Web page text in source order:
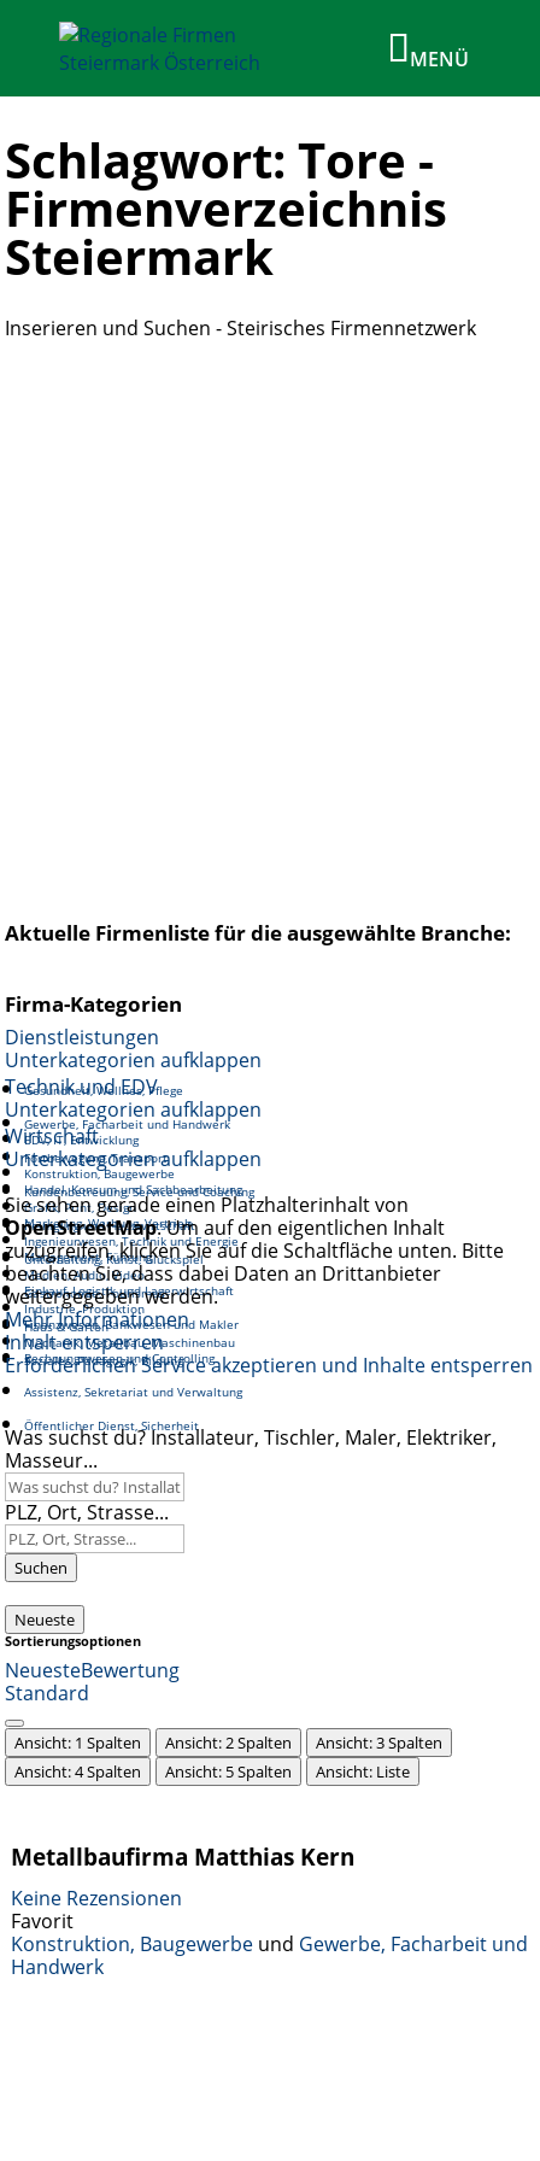
Schlagwort: Tore -
Firmenverzeichnis
Steiermark
Inserieren und Suchen - Steirisches Firmennetzwerk
Aktuelle Firmenliste für die ausgewählte Branche:
Firma-Kategorien
Dienstleistungen
Unterkategorien aufklappen
Gesundheit, Wellnes, Pflege
Gewerbe, Facharbeit und Handwerk
Fortbewegung, Transport
Kundenbetreuung, Service und Coaching
Reinigung und Hauswirtschaft
Unterhaltung, Kunst, Glückspiel
Gastronomie, Tourismus
Haus & Garten
Soziales, Pädagogik, Bildung
Technik und EDV
Unterkategorien aufklappen
EDV, IT, Entwicklung
Konstruktion, Baugewerbe
Grafik, Print, Design
Ingenieurwesen, Technik und Energie
Medien, Audio, Video
Industrie, Produktion
Mechanik, Metallbau, Maschinenbau
Wirtschaft
Unterkategorien aufklappen
Handel, Konsum und Sachbearbeitung
Marketing, Werbung, Vertrieb
Management, Führung
Einkauf, Logistik und Lagerwirtschaft
Finanzwesen, Bankwesen und Makler
Rechnungswesen und Controlling
Assistenz, Sekretariat und Verwaltung
Öffentlicher Dienst, Sicherheit
Sie sehen gerade einen Platzhalterinhalt von
OpenStreetMap. Um auf den eigentlichen Inhalt
zuzugreifen, klicken Sie auf die Schaltfläche unten. Bitte
beachten Sie, dass dabei Daten an Drittanbieter
weitergegeben werden.
Mehr Informationen
Inhalt entsperren
Erforderlichen Service akzeptieren und Inhalte entsperren
Was suchst du? Installateur, Tischler, Maler, Elektriker,
Masseur...
PLZ, Ort, Strasse...
Suchen
Neueste
Sortierungsoptionen
NeuesteBewertung
Standard
Ansicht: 1 Spalten Ansicht: 2 Spalten
Ansicht: 3 Spalten
Ansicht: 4 Spalten
Ansicht: 5 Spalten Ansicht: Liste
Metallbaufirma Matthias Kern
Keine Rezensionen
Favorit
Konstruktion, Baugewerbe und Gewerbe, Facharbeit und
Handwerk